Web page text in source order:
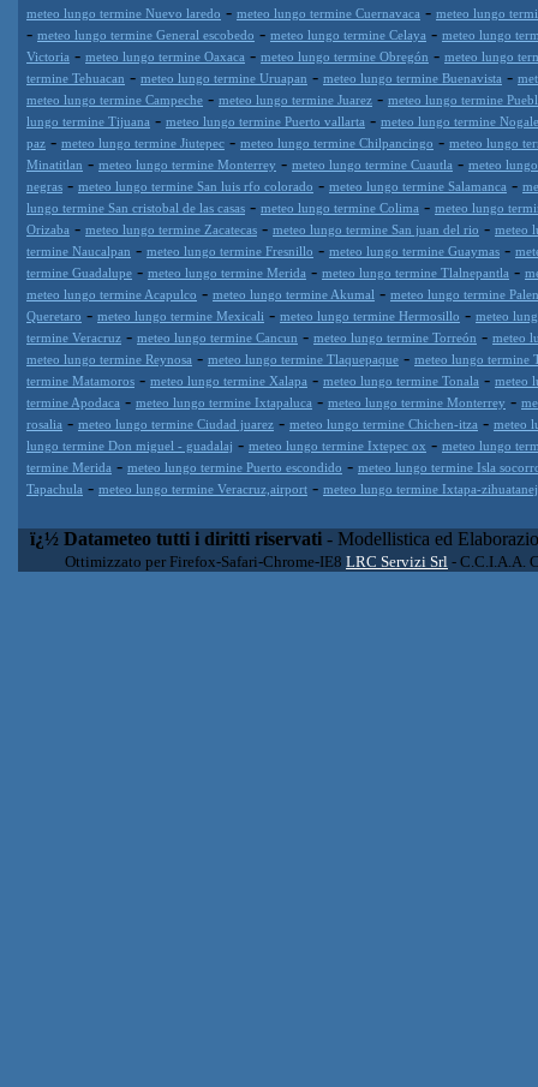
meteo lungo termine Nuevo laredo - meteo lungo termine Cuernavaca - meteo lungo
- meteo lungo termine General escobedo - meteo lungo termine Celaya - meteo lungo
Victoria - meteo lungo termine Oaxaca - meteo lungo termine Obregón - meteo lungo
termine Tehuacan - meteo lungo termine Uruapan - meteo lungo termine Buenavista -
meteo lungo termine Campeche - meteo lungo termine Juarez - meteo lungo termine
lungo termine Tijuana - meteo lungo termine Puerto vallarta - meteo lungo termine
paz - meteo lungo termine Jiutepec - meteo lungo termine Chilpancingo - meteo lungo
Minatitlan - meteo lungo termine Monterrey - meteo lungo termine Cuautla - meteo
negras - meteo lungo termine San luis rfo colorado - meteo lungo termine Salamanca -
lungo termine San cristobal de las casas - meteo lungo termine Colima - meteo lungo
Orizaba - meteo lungo termine Zacatecas - meteo lungo termine San juan del rio - meteo
termine Naucalpan - meteo lungo termine Fresnillo - meteo lungo termine Guaymas -
termine Guadalupe - meteo lungo termine Merida - meteo lungo termine Tlalnepantla -
meteo lungo termine Acapulco - meteo lungo termine Akumal - meteo lungo termine
Queretaro - meteo lungo termine Mexicali - meteo lungo termine Hermosillo - meteo
termine Veracruz - meteo lungo termine Cancun - meteo lungo termine Torreón - meteo
meteo lungo termine Reynosa - meteo lungo termine Tlaquepaque - meteo lungo termine
termine Matamoros - meteo lungo termine Xalapa - meteo lungo termine Tonala - meteo
termine Apodaca - meteo lungo termine Ixtapaluca - meteo lungo termine Monterrey -
rosalia - meteo lungo termine Ciudad juarez - meteo lungo termine Chichen-itza - meteo
lungo termine Don miguel - guadalaj - meteo lungo termine Ixtepec ox - meteo lungo
termine Merida - meteo lungo termine Puerto escondido - meteo lungo termine Isla
Tapachula - meteo lungo termine Veracruz,airport - meteo lungo termine Ixtapa-
ï¿½ Datameteo tutti i diritti riservati - Modellistica ed
Ottimizzato per Firefox-Safari-Chrome-IE8 LRC Servizi Srl - C.C.I.A.A.